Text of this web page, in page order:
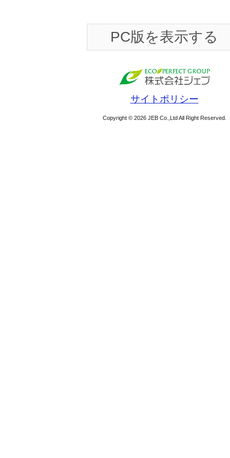
PC版を表示する
サイトポリシー
Copyright © 2026 JEB Co.,Ltd All Right Reserved.